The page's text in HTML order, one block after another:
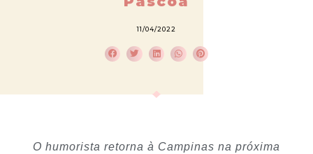
11/04/2022
O humorista retorna à Campinas na próxima